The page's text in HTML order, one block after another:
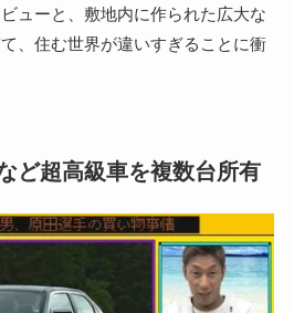
ューと、敷地内に作られた広大な
、住む世界が違いすぎることに衝
ど超高級車を複数台所有